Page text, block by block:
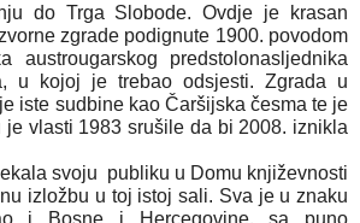
do Trga Slobode. Ovdje je krasan
zgrade podignute 1900. povodom
austrougarskog predstolonasljednika
u kojoj je trebao odsjesti. Zgrada u
iste sudbine kao Čaršijska česma te je
je vlasti 1983 srušile da bi 2008. iznikla
svoju  publiku u Domu književnosti
izložbu u toj istoj sali. Sva je u znaku
i Bosne i Hercegovine, sa puno